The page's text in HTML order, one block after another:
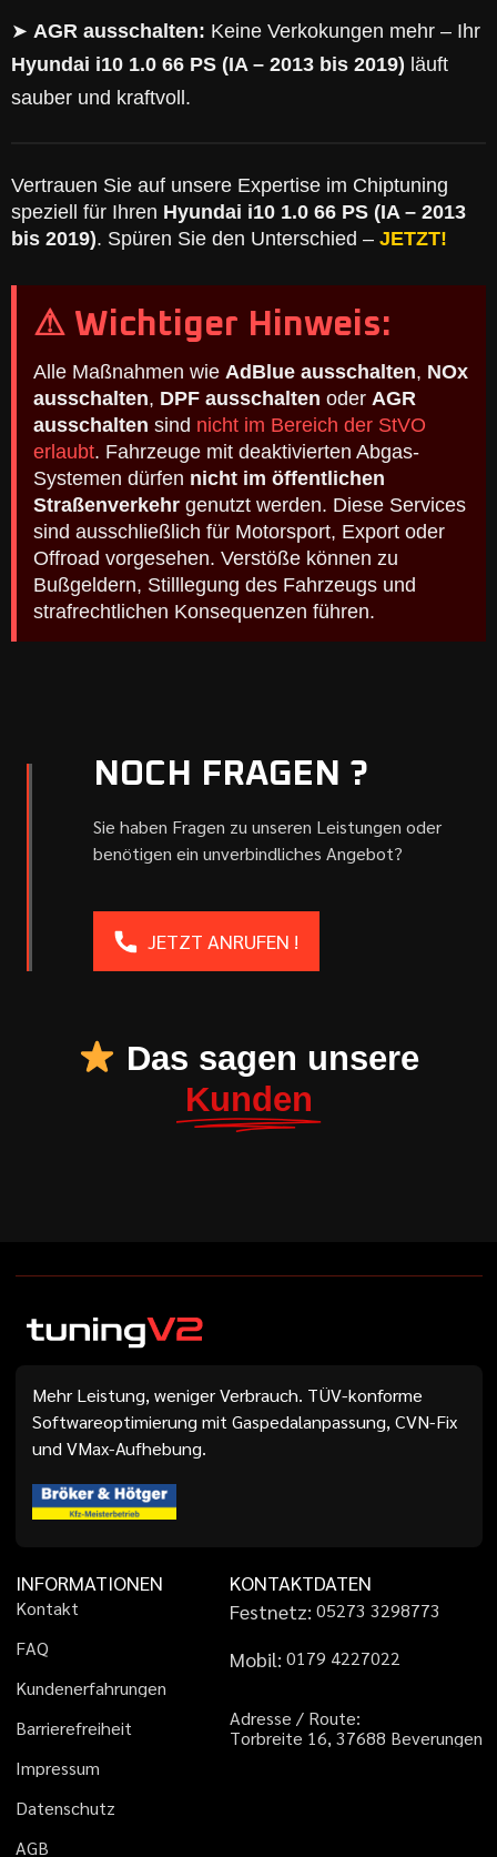
➤ AGR ausschalten: Keine Verkokungen mehr – Ihr
Hyundai i10 1.0 66 PS (IA – 2013 bis 2019) läuft
sauber und kraftvoll.
Vertrauen Sie auf unsere Expertise im Chiptuning
speziell für Ihren Hyundai i10 1.0 66 PS (IA – 2013
bis 2019). Spüren Sie den Unterschied – JETZT!
⚠ Wichtiger Hinweis:
Alle Maßnahmen wie AdBlue ausschalten, NOx
ausschalten, DPF ausschalten oder AGR
ausschalten sind nicht im Bereich der StVO
erlaubt. Fahrzeuge mit deaktivierten Abgas-
Systemen dürfen nicht im öffentlichen
Straßenverkehr genutzt werden. Diese Services
sind ausschließlich für Motorsport, Export oder
Offroad vorgesehen. Verstöße können zu
Bußgeldern, Stilllegung des Fahrzeugs und
strafrechtlichen Konsequenzen führen.
NOCH FRAGEN ?
Sie haben Fragen zu unseren Leistungen oder
benötigen ein unverbindliches Angebot?
JETZT ANRUFEN !
Das sagen unsere
Kunden
Mehr Leistung, weniger Verbrauch. TÜV-konforme
Softwareoptimierung mit Gaspedalanpassung, CVN-Fix
und VMax-Aufhebung.
INFORMATIONEN
Kontakt
FAQ
Kundenerfahrungen
Barrierefreiheit
Impressum
Datenschutz
AGB
KONTAKTDATEN
Festnetz: 05273 3298773
Mobil: 01 79 4227022
Adresse / Route:
Torbreite 16, 37688 Beverungen